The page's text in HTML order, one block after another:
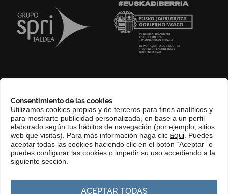
Consentimiento de las cookies
Utilizamos cookies propias y de terceros para fines analíticos y
para mostrarte publicidad personalizada, en base a un perfil
elaborado según tus hábitos de navegación (por ejemplo, sitios
web que visitas). Para más información haga clic aquí . Puedes
aceptar todas las cookies haciendo clic en el botón “Aceptar” o
puedes configurar las cookies o impedir su uso accediendo a la
siguiente sección.
ACEPTAR TODAS
COMPLIANCE CHANNEL
CONTACTO
EUSKERA
PERFIL DEL CONTRATANTE